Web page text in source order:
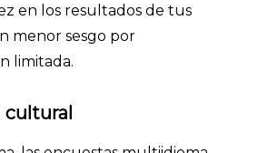
en los resultados de tus
menor sesgo por
limitada.
cultural